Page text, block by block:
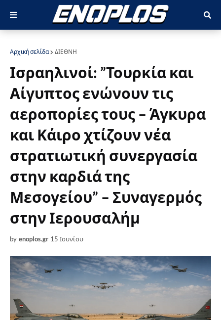
Αρχική σελίδα ΔΙΕΘΝΗ
Ισραηλινοί: ”Τουρκία και
Αίγυπτος ενώνουν τις
αεροπορίες τους – Άγκυρα
και Κάιρο χτίζουν νέα
στρατιωτική συνεργασία
στην καρδιά της
Μεσογείου” – Συναγερμός
στην Ιερουσαλήμ
by enoplos.gr 15 Ιουνίου